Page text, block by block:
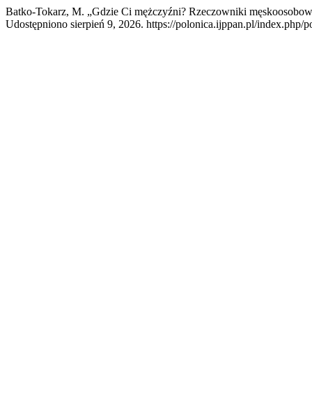
Batko-Tokarz, M. „Gdzie Ci mężczyźni? Rzeczowniki
Udostępniono sierpień 9, 2026. https://polonica.ijppan.pl/index.php/